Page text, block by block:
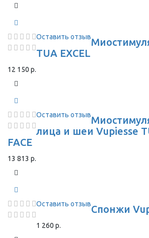
Оставить отзыв
TUA EXCEL
12 150 р.
Оставить отзыв
лица и шеи Vupiesse
FACE
13 813 р.
Оставить отзывСпонжи
1 260 р.